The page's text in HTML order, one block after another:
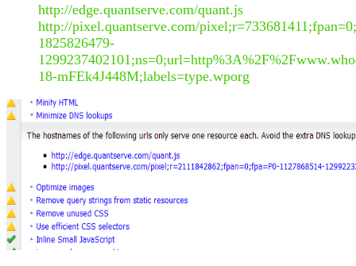
http://edge.quantserve.com/quant.js
http://pixel.quantserve.com/
1825826479-
18-mFEk4J448M;labels=type.wporg